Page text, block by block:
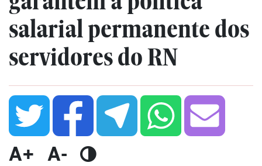
salarial permanente dos
servidores do RN
A+ A-